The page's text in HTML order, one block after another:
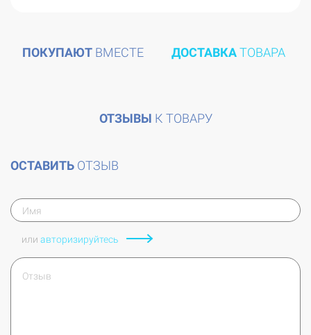
ПОКУПАЮТ ВМЕСТЕ ДОСТАВКАТОВАРА
ОТЗЫВЫ К ТОВАРУ
ОСТАВИТЬ ОТЗЫВ
или авторизируйтесь